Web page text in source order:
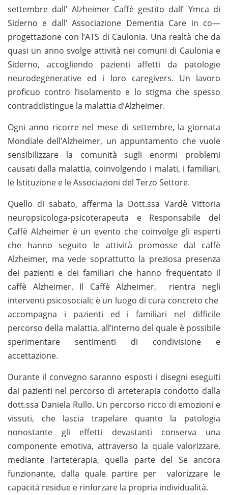
settembre dall’ Alzheimer Caffè gestito dall’ Ymca di
Siderno e dall’ Associazione Dementia Care in co—
progettazione con l’ATS di Caulonia. Una realtà che da
quasi un anno svolge attività nei comuni di Caulonia e
Siderno, accogliendo pazienti affetti da patologie
neurodegenerative ed i loro caregivers. Un lavoro
proficuo contro l’isolamento e lo stigma che spesso
contraddistingue la malattia d’Alzheimer.
Ogni anno ricorre nel mese di settembre, la giornata
Mondiale dell’Alzheimer, un appuntamento che vuole
sensibilizzare la comunità sugli enormi problemi
causati dalla malattia, coinvolgendo i malati, i familiari,
le Istituzione e le Associazioni del Terzo Settore.
Quello di sabato, afferma la Dott.ssa Vardè Vittoria
neuropsicologa-psicoterapeuta e Responsabile del
Caffè Alzheimer è un evento che coinvolge gli esperti
che hanno seguito le attività promosse dal caffè
Alzheimer, ma vede soprattutto la preziosa presenza
dei pazienti e dei familiari che hanno frequentato il
caffè Alzheimer. Il Caffè Alzheimer, rientra negli
interventi psicosociali; è un luogo di cura concreto che
accompagna i pazienti ed i familiari nel difficile
percorso della malattia, all’interno del quale è possibile
sperimentare sentimenti di condivisione e
accettazione.
Durante il convegno saranno esposti i disegni eseguiti
dai pazienti nel percorso di arteterapia condotto dalla
dott.ssa Daniela Rullo. Un percorso ricco di emozioni e
vissuti, che lascia trapelare quanto la patologia
nonostante gli effetti devastanti conserva una
componente emotiva, attraverso la quale valorizzare,
mediante l’arteterapia, quella parte del Se ancora
funzionante, dalla quale partire per valorizzare le
capacità residue e rinforzare la propria individualità.